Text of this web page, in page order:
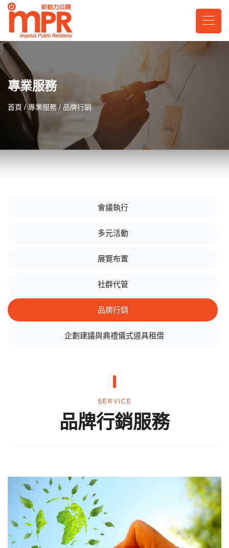
專業服務
首頁 專業服務 品牌行銷
會議執行
多元活動
展覽布置
社群代管
品牌行銷
企劃建議與典禮儀式道具租借
SERVICE
品牌行銷服務